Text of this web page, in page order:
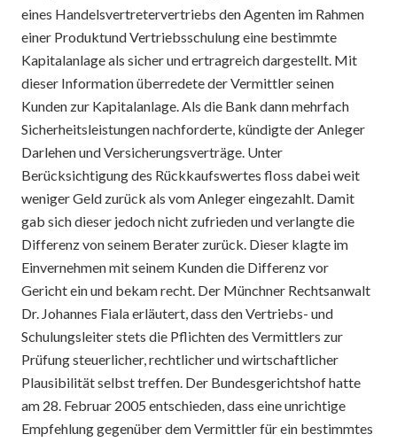
eines Handelsvertretervertriebs den Agenten im Rahmen
einer Produktund Vertriebsschulung eine bestimmte
Kapitalanlage als sicher und ertragreich dargestellt. Mit
dieser Information überredete der Vermittler seinen
Kunden zur Kapitalanlage. Als die Bank dann mehrfach
Sicherheitsleistungen nachforderte, kündigte der Anleger
Darlehen und Versicherungsverträge. Unter
Berücksichtigung des Rückkaufswertes floss dabei weit
weniger Geld zurück als vom Anleger eingezahlt. Damit
gab sich dieser jedoch nicht zufrieden und verlangte die
Differenz von seinem Berater zurück. Dieser klagte im
Einvernehmen mit seinem Kunden die Differenz vor
Gericht ein und bekam recht. Der Münchner Rechtsanwalt
Dr. Johannes Fiala erläutert, dass den Vertriebs- und
Schulungsleiter stets die Pflichten des Vermittlers zur
Prüfung steuerlicher, rechtlicher und wirtschaftlicher
Plausibilität selbst treffen. Der Bundesgerichtshof hatte
am 28. Februar 2005 entschieden, dass eine unrichtige
Empfehlung gegenüber dem Vermittler für ein bestimmtes